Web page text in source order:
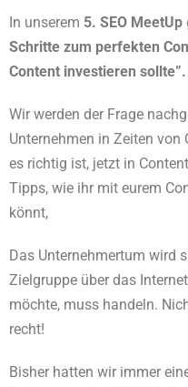
In unserem 5. SEO MeetUp
Schritte zum perfekten
Content investieren sollte”.
Wir werden der Frage
Unternehmen in Zeiten
es richtig ist, jetzt in
Tipps, wie ihr mit eurem
könnt,
Das Unternehmertum wird
Zielgruppe über das
möchte, muss handeln.
recht!
Bisher hatten wir immer